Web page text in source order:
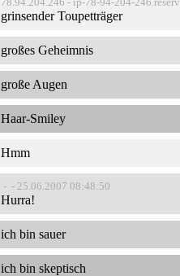
grinsender Toupetträger
großes Geheimnis
große Augen
Haar-Smiley
Hmm
- - 25.06.2007 08:48:50
Hurra!
ich bin sauer
ich bin skeptisch